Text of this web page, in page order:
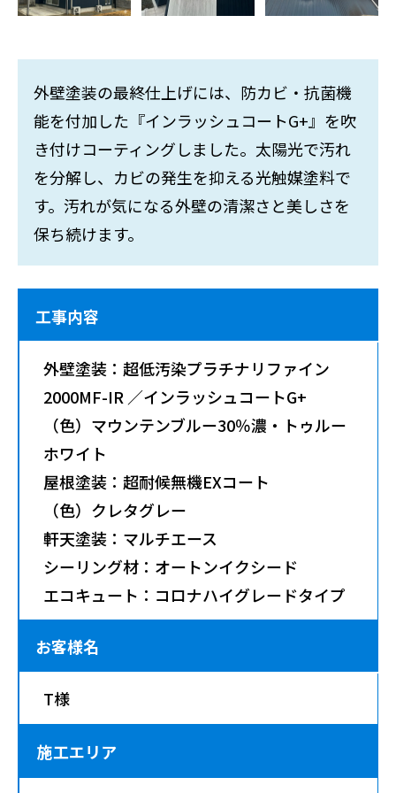
外壁塗装の最終仕上げには、防カビ・抗菌機
能を付加した『インラッシュコートG+』を吹
き付けコーティングしました。太陽光で汚れ
を分解し、カビの発生を抑える光触媒塗料で
す。汚れが気になる外壁の清潔さと美しさを
保ち続けます。
工事内容
外壁塗装：超低汚染プラチナリファイン
2000MF-IR ／インラッシュコートG+
（色）マウンテンブルー30％濃・トゥルー
ホワイト
屋根塗装：超耐候無機EXコート
（色）クレタグレー
軒天塗装：マルチエース
シーリング材：オートンイクシード
エコキュート：コロナハイグレードタイプ
お客様名
T様
施工エリア